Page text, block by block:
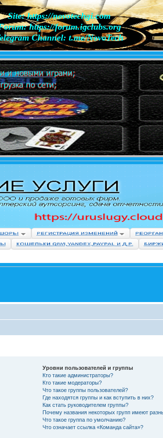
Уровни пользователей и группы
Кто такие администраторы?
Кто такие модераторы?
Что такое группы пользователей?
Где находятся группы и как вступить в них?
Как стать руководителем группы?
Почему названия некоторых групп имеют
Что такое группа по умолчанию?
Что означает ссылка «Команда сайта»?